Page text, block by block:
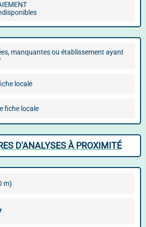
manquantes ou établissement ayant
locale
fiche locale
D'ANALYSES À PROXIMITÉ
m)